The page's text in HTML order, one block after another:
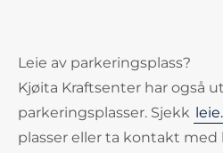
Leie av parkeringsplass?
Kjøita Kraftsenter har også
parkeringsplasser. Sjekk
plasser eller ta kontakt med